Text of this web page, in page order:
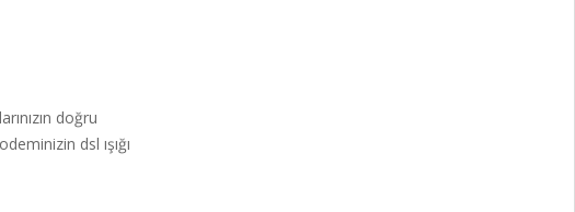
doğru
dsl ışığı